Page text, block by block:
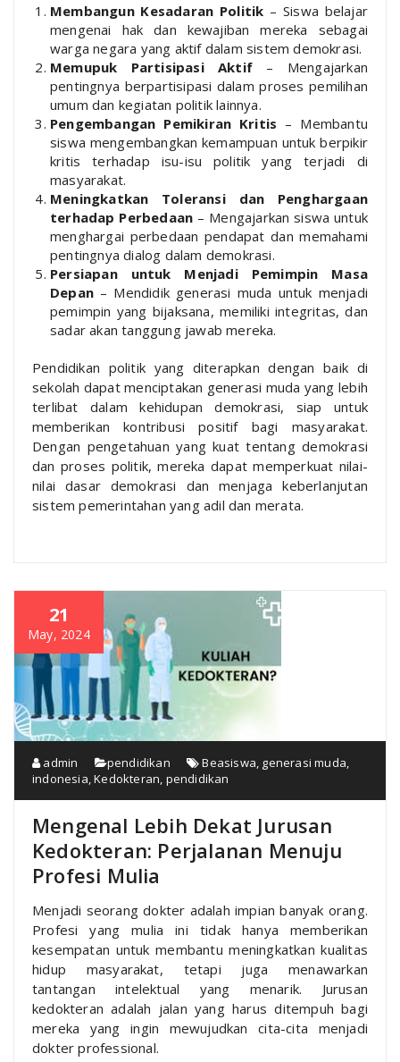
Membangun Kesadaran Politik – Siswa belajar
mengenai hak dan kewajiban mereka sebagai
warga negara yang aktif dalam sistem demokrasi.
Memupuk Partisipasi Aktif – Mengajarkan
pentingnya berpartisipasi dalam proses pemilihan
umum dan kegiatan politik lainnya.
Pengembangan Pemikiran Kritis – Membantu
siswa mengembangkan kemampuan untuk berpikir
kritis terhadap isu-isu politik yang terjadi di
masyarakat.
Meningkatkan Toleransi dan Penghargaan
terhadap Perbedaan – Mengajarkan siswa untuk
menghargai perbedaan pendapat dan memahami
pentingnya dialog dalam demokrasi.
Persiapan untuk Menjadi Pemimpin Masa
Depan – Mendidik generasi muda untuk menjadi
pemimpin yang bijaksana, memiliki integritas, dan
sadar akan tanggung jawab mereka.
Pendidikan politik yang diterapkan dengan baik di
sekolah dapat menciptakan generasi muda yang lebih
terlibat dalam kehidupan demokrasi, siap untuk
memberikan kontribusi positif bagi masyarakat.
Dengan pengetahuan yang kuat tentang demokrasi
dan proses politik, mereka dapat memperkuat nilai-
nilai dasar demokrasi dan menjaga keberlanjutan
sistem pemerintahan yang adil dan merata.
21
May, 2024
admin pendidikan Beasiswa generasi muda
indonesia ,Kedokteran pendidikan
Mengenal Lebih Dekat Jurusan
Kedokteran: Perjalanan Menuju
Profesi Mulia
Menjadi seorang dokter adalah impian banyak orang.
Profesi yang mulia ini tidak hanya memberikan
kesempatan untuk membantu meningkatkan kualitas
hidup masyarakat, tetapi juga menawarkan
tantangan intelektual yang menarik. Jurusan
kedokteran adalah jalan yang harus ditempuh bagi
mereka yang ingin mewujudkan cita-cita menjadi
dokter professional.